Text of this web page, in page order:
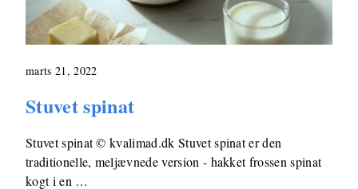
marts 21, 2022
Stuvet spinat
Stuvet spinat © kvalimad.dk Stuvet spinat er den
traditionelle, meljævnede version - hakket frossen spinat
kogt i en …